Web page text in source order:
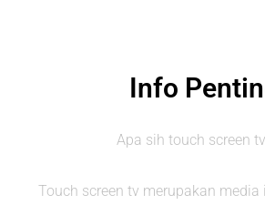
Info
Apa sih touch screen
Touch screen tv merupakan